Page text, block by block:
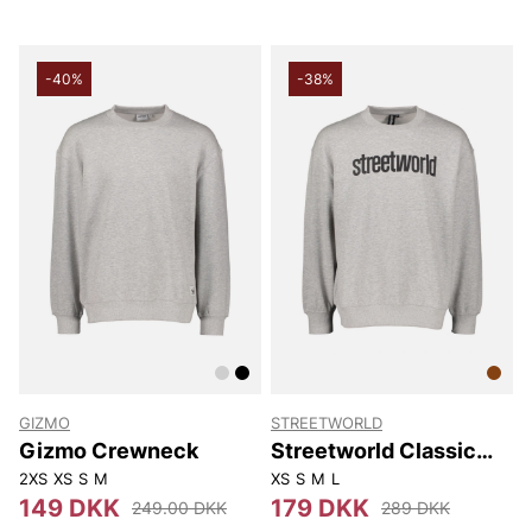
-40%
GIZMO
Gizmo Crewneck
2XS XS S M
149 DKK 249.00 DKK
-38%
STREETWORLD
Streetworld Classic
Crewneck Logo
XS S M L
179 DKK 289 DKK